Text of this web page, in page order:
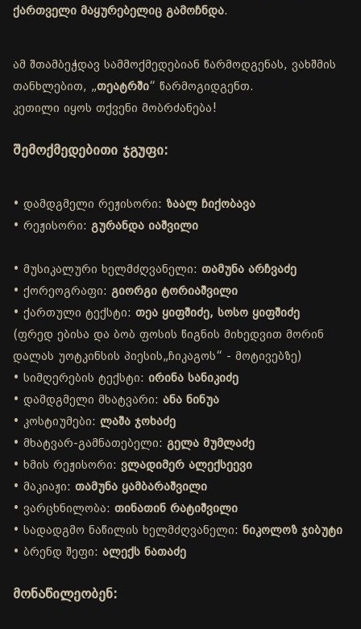
ქართველი მაყურებელიც გამოჩნდა.
ამ შთამბეჭდავ სამმოქმედებიან წარმოდგენას, ვახშმის
თანხლებით, „თეატრში“ წარმოგიდგენთ.
კეთილი იყოს თქვენი მობრძანება!
შემოქმედებითი ჯგუფი:
• დამდგმელი რეჟისორი: ზაალ ჩიქობავა
• რეჟისორი: გურანდა იაშვილი
• მუსიკალური ხელმძღვანელი: თამუნა არჩვაძე
• ქორეოგრაფი: გიორგი ტორიაშვილი
• ქართული ტექსტი: თეა ყიფშიძე, სოსო ყიფშიძე
(ფრედ ებისა და ბობ ფოსის წიგნის მიხედვით მორინ
დალას უოტკინსის პიესის„ჩიკაგოს“ - მოტივებზე)
• სიმღერების ტექსტი: ირინა სანიკიძე
• დამდგმელი მხატვარი: ანა ნინუა
• კოსტიუმები: ლაშა ჯოხაძე
• მხატვარ-გამნათებელი: გელა მუმლაძე
• ხმის რეჟისორი: ვლადიმერ ალექსეევი
• მაკიაჟი: თამუნა ყამბარაშვილი
• ვარცხნილობა: თინათინ რატიშვილი
• სადადგმო ნაწილის ხელმძღვანელი: ნიკოლოზ ჯიბუტი
• ბრენდ შეფი: ალექს ნათაძე
მონაწილეობენ: